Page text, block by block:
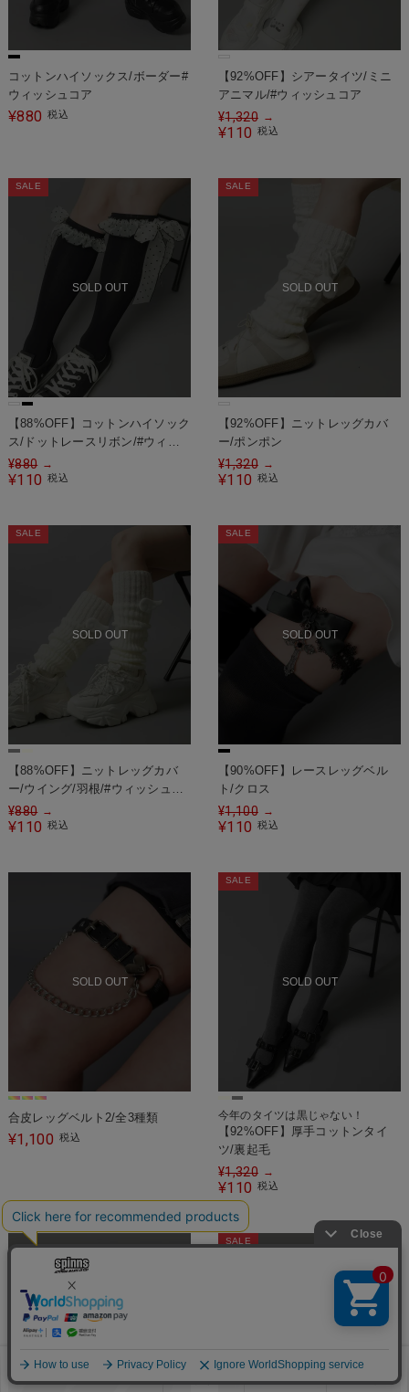
コットンハイソックス/ボーダー#
ウィッシュコア
¥880 税込
【92%OFF】シアータイツ/ミニ
アニマル/#ウィッシュコア
¥1,320 →
¥110 税込
SOLD OUT
SALE
【88%OFF】コットンハイソック
ス/ドットレースリボン/#ウィッ
シュコア
¥880 →
¥110 税込
SOLD OUT
SALE
【92%OFF】ニットレッグカバ
ー/ポンポン
¥1,320 →
¥110 税込
SOLD OUT
SALE
【88%OFF】ニットレッグカバ
ー/ウイング/羽根/#ウィッシュコ
ア
¥880 →
¥110 税込
SOLD OUT
SALE
【90%OFF】レースレッグベル
ト/クロス
¥1,100 →
¥110 税込
SOLD OUT
合皮レッグベルト2/全3種類
¥1,100 税込
SOLD OUT
SALE
今年のタイツは黒じゃない！
【92%OFF】厚手コットンタイ
ツ/裏起毛
¥1,320 →
¥110 税込
SALE
メニュー お気に入り ログイン 見た商品 カート